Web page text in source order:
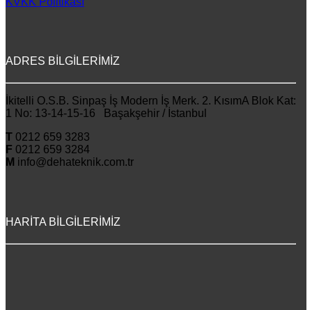
ADRES BİLGİLERİMİZ
İkitelli O.S.B. Sinpaş İş Modern İş Merk. 2. KısımA Blok Kat:
1 No: 13-14-15-16 Başakşehir / İstanbul
T 0212 659 3283
F 0212 659 3284
M info@dehateknik.com.tr
HARİTA BİLGİLERİMİZ